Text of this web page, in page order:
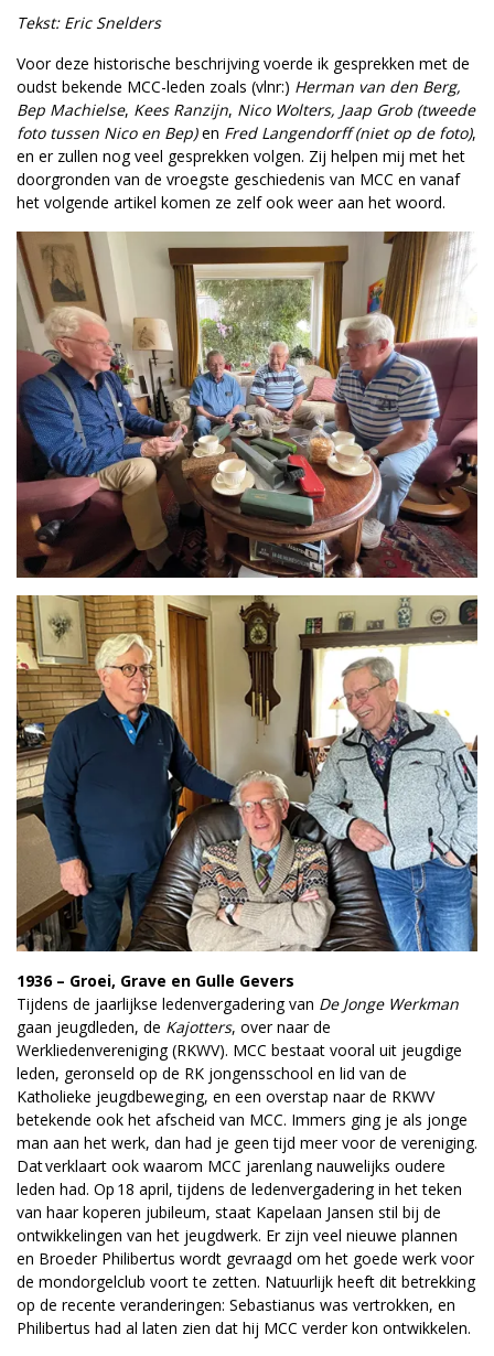
Tekst: Eric Snelders
Voor deze historische beschrijving voerde ik gesprekken met de
oudst bekende MCC-leden zoals (vlnr:) Herman van den Berg,
Bep Machielse, Kees Ranzijn, Nico Wolters, Jaap Grob (tweede
foto tussen Nico en Bep)en Fred ­Langendorff (niet op de foto),
en er zullen nog veel gesprekken volgen. Zij helpen mij met het
doorgronden van de vroegste geschiedenis van MCC en vanaf
het volgende artikel komen ze zelf ook weer aan het woord.
1936 – Groei, Grave en Gulle Gevers
Tijdens de jaarlijkse ledenvergadering van De Jonge Werkman
gaan jeugdleden, de Kajotters, over naar de
Werkliedenvereniging (RKWV). MCC bestaat vooral uit jeugdige
leden, geronseld op de RK jongensschool en lid van de
Katholieke jeugdbeweging, en een overstap naar de RKWV
betekende ook het afscheid van MCC. Immers ging je als jonge
man aan het werk, dan had je geen tijd meer voor de vereniging.
Dat verklaart ook waarom MCC jarenlang nauwelijks oudere
leden had. Op 18 april, tijdens de ledenvergadering in het teken
van haar koperen jubileum, staat Kapelaan Jansen stil bij de
ontwikkelingen van het jeugdwerk. Er zijn veel nieuwe plannen
en Broeder Philibertus wordt gevraagd om het goede werk voor
de mondorgelclub voort te zetten. Natuurlijk heeft dit betrekking
op de recente veranderingen: Sebastianus was vertrokken, en
Philibertus had al laten zien dat hij MCC verder kon ontwikkelen.